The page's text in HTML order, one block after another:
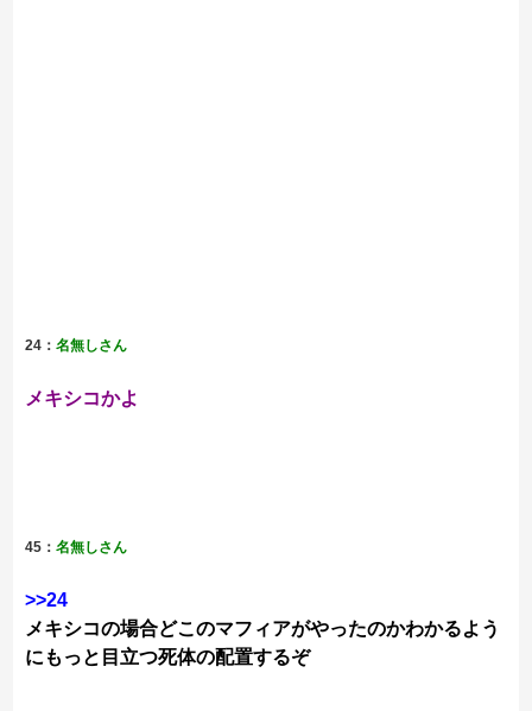
24：名無しさん
メキシコかよ
45：名無しさん
>>24
メキシコの場合どこのマフィアがやったのかわかるよう
にもっと目立つ死体の配置するぞ